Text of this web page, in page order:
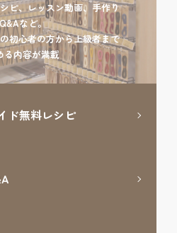
ピ、レッスン動画、手作り
など。
初心者の方から上級者まで
る内容が満載
ド無料レシピ